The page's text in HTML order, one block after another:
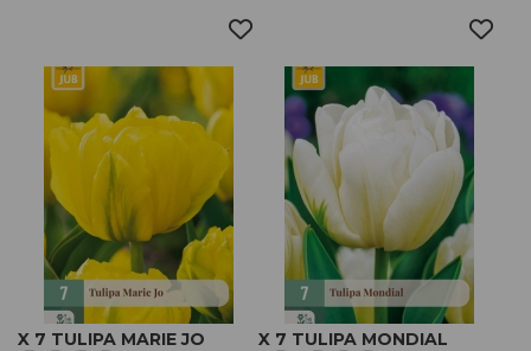
X 7 TULIPA MARIE JO X 7 TULIPA MONDIAL